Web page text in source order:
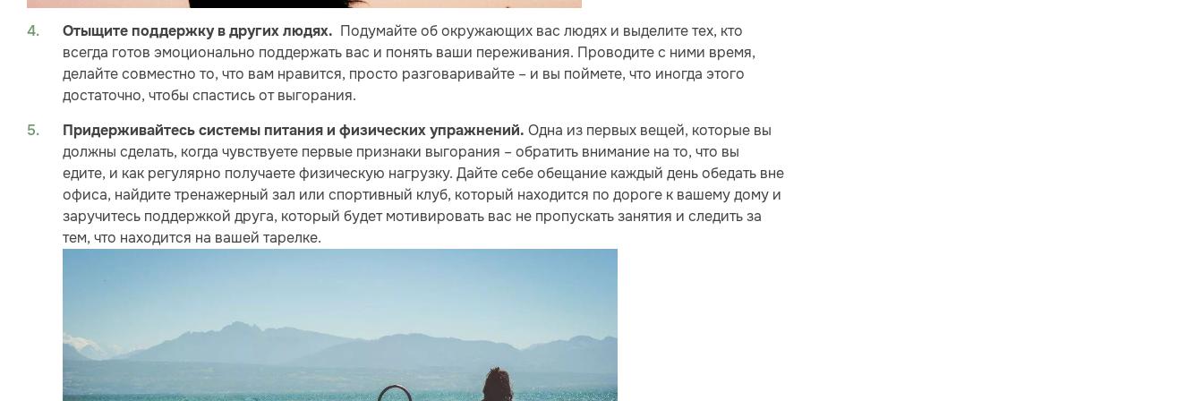
Отыщите поддержку в других людях. Подумайте об окружающих вас людях и выделите тех, кто
всегда готов эмоционально поддержать вас и понять ваши переживания. Проводите с ними время,
делайте совместно то, что вам нравится, просто разговаривайте – и вы поймете, что иногда этого
достаточно, чтобы спастись от выгорания.
Придерживайтесь системы питания и физических упражнений. Одна из первых вещей, которые вы
должны сделать, когда чувствуете первые признаки выгорания – обратить внимание на то, что вы
едите, и как регулярно получаете физическую нагрузку. Дайте себе обещание каждый день обедать вне
офиса, найдите тренажерный зал или спортивный клуб, который находится по дороге к вашему дому и
заручитесь поддержкой друга, который будет мотивировать вас не пропускать занятия и следить за
тем, что находится на вашей тарелке.